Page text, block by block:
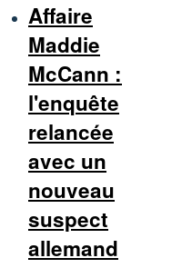
Affaire
Maddie
McCann :
l'enquête
relancée
avec un
nouveau
suspect
allemand